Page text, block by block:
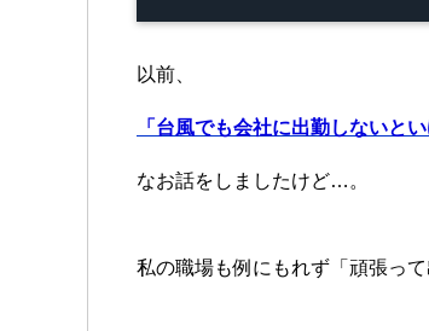
以前、
「台風でも会社に出勤しないと
なお話をしましたけど…。
私の職場も例にもれず「頑張っ